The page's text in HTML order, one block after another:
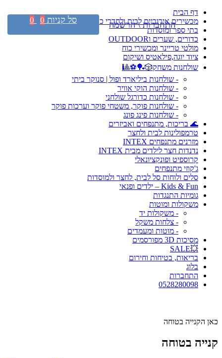
דף הבית
מכשירים אירוביים לבית ולחדרי כושר
בתי ספר ומוסדות
כדורים, שערים וOUTDOOR
מולטי טריינר ומכשירי כוח
ציוד יוגה,פילאטיס ושיקום
שולחנות משחק🎲🏓⚽🎱
- שולחנות ביליארד ופול | סנוקר ביתי
- שולחנות הוקי אוויר
- שולחנות כדורגל שולחני
- שולחנות פוקר, משטחי פוקר וערכות פוקר
- שולחנות פינג פונג
🌊 בריכות, מתנפחים ואביזרים
טרמפולינות לבית ולחצר
מזרנים מתנפחים INTEX
נדנדות חצר לילדים מבית INTEX
קרוספיט ופונקציונאלי
ג'קוזי מתנפחים
סלים ולוחות סל לבית, לחצר ולמוסדות
Kids & Fun – ילדים ופנאי
גומיות התנגדות
משקולות ומוטות
- משקולות יד
- צלחות משקל
- מוטות ומעמדים
מסיכות 3D מפורסמים
💥SALE
בריאות, בטיחות וחירום
בלוג
התחברות
0528280098
כאן הקנייה בטוחה
קנייה בטוחה
התחברות \ הרשמה סל קניות 0
0